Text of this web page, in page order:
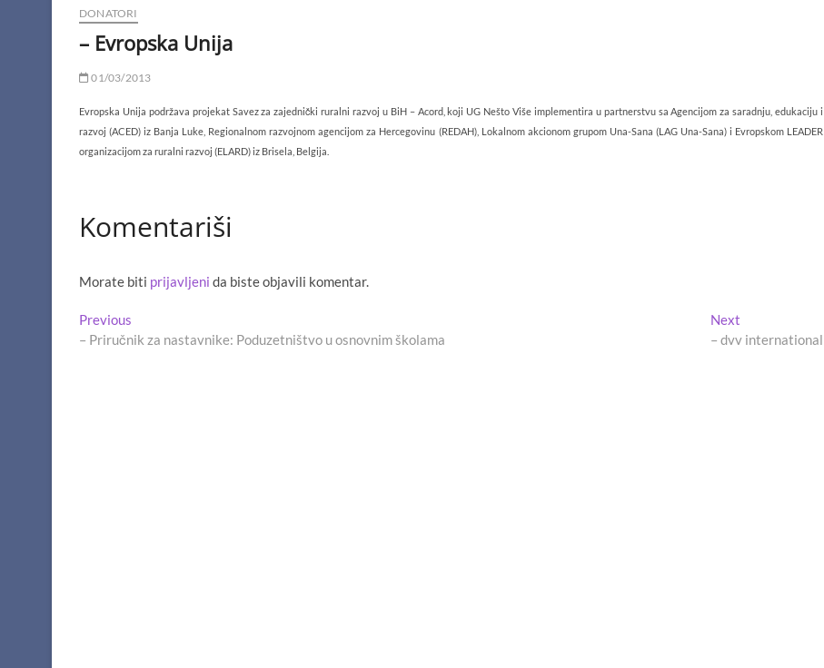
DONATORI
– Evropska Unija
01/03/2013
Evropska Unija podržava projekat Savez za zajednički ruralni razvoj u BiH – Acord, koji UG Nešto Više implementira u partnerstvu sa Agencijom za saradnju, edukaciju i
razvoj (ACED) iz Banja Luke, Regionalnom razvojnom agencijom za Hercegovinu (REDAH), Lokalnom akcionom grupom Una-Sana (LAG Una-Sana) i Evropskom LEADER
organizacijom za ruralni razvoj (ELARD) iz Brisela, Belgija.
Komentariši
Morate biti prijavljeni da biste objavili komentar.
Navigacija
članaka
Previous
post:
– Priručnik za nastavnike: Poduzetništvo u osnovnim školama
Next
post:
– dvv international